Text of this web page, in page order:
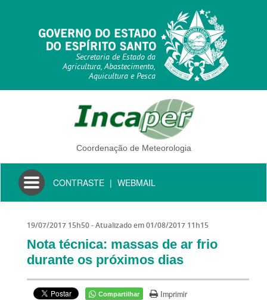
Secretaria de Estado da
Agricultura, Abastecimento,
Aquicultura e Pesca
Coordenação de Meteorologia
Toggle
navigation
CONTRASTE | WEBMAIL
19/07/2017 15h50- Atualizado em01/08/2017 11h15
Nota técnica: massas de ar frio
durante os próximos dias
Compartilhar Imprimir